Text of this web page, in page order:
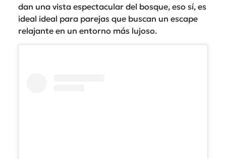
dan una vista espectacular del bosque, eso sí, es
ideal ideal para parejas que buscan un escape
relajante en un entorno más lujoso.